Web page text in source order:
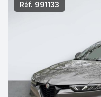
Réf. 991133